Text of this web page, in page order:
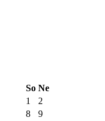
So Ne
1
2
8 9